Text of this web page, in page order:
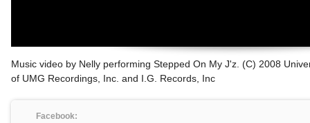
Music video by Nelly performing Stepped On My J'z. (C) 2008
of UMG Recordings, Inc. and I.G. Records, Inc
Facebook: